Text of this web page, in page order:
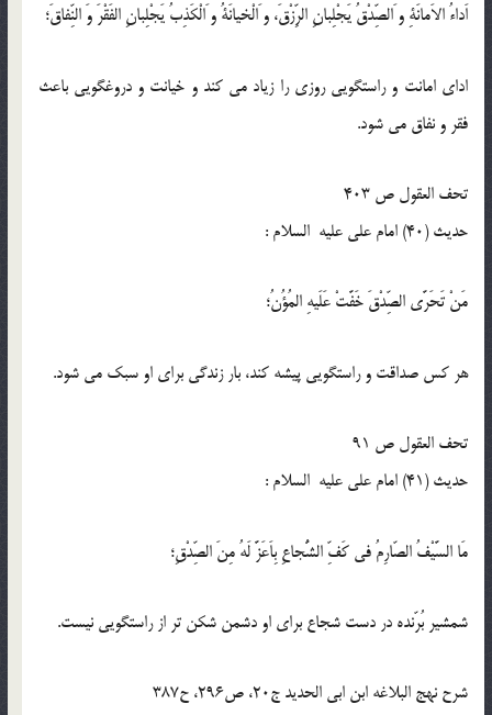
اَداءُ الاَمانَةِ و َالصِّدْقُ يَجْلِبانِ الرِّزْقَ، و َالْخيانَةُ و َالْكَذِبُ يَجْلِبانِ الفَقْرَ وَ النِّفاقَ؛
اداى امانت و راستگويى روزى را زياد مى كند و خيانت و دروغگويى باعث
فقر و نفاق مى شود.
تحف العقول ص 403
حدیث (40) امام على عليه السلام :
مَنْ تَحَرَّى الصِّدْقَ خَفَّتْ عَلَيهِ المُؤُنُ؛
هر كس صداقت و راستگويى پيشه كند، بار زندگى براى او سبك مى شود.
تحف العقول ص 91
حدیث (41) امام على عليه السلام :
مَا السَّيْفُ الصّارِمُ فى كَفِّ الشُّجاعِ بِاَعَزَّ لَهُ مِنَ الصِّدْقِ؛
شمشير بُرّنده در دست شجاع براى او دشمن شكن تر از راستگويى نيست.
شرح نهج البلاغه ابن ابى الحديد ج20، ص296، ح387